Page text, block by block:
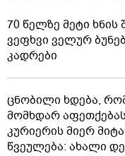
70 წელზე მეტი
ვეფხვი ველურ
კადრები
ცნობილი ხდება,
მომხდარ
კურიერის მიერ
წვეულება: ახალი